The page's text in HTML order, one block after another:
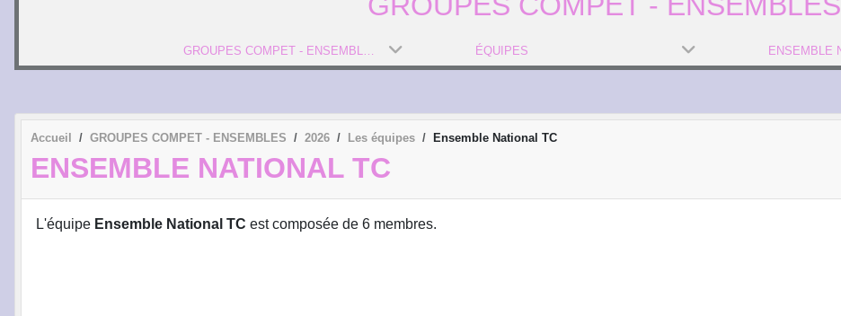
ÉQUIPES
Accueil GROUPES COMPET - ENSEMBLES 2026 Les équipes Ensemble National TC
ENSEMBLE NATIONAL TC
L'équipe Ensemble National TC est composée de 6 membres.